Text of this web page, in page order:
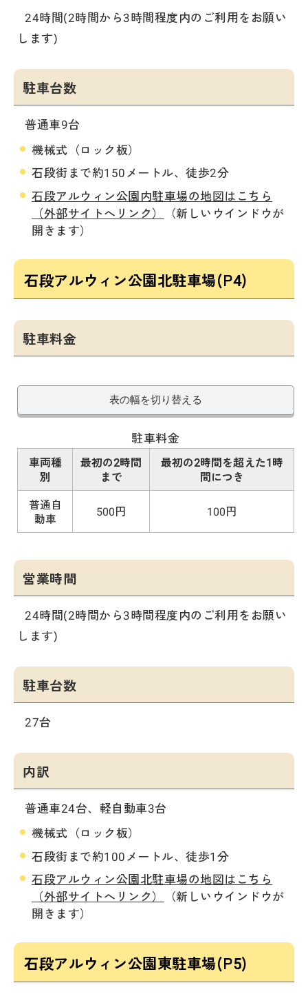
24時間(2時間から3時間程度内のご利用をお願い
します)
駐車台数
普通車9台
機械式（ロック板）
石段街まで約150メートル、徒歩2分
石段アルウィン公園内駐車場の地図はこちら
（外部サイトへリンク）
（新しいウインドウが
開きます）
石段アルウィン公園北駐車場(P4)
駐車料金
表の幅を切り替える
駐車料金
車両種
別
最初の2時間
まで
最初の2時間を超えた1時
間につき
普通自
動車
500円 100円
営業時間
24時間(2時間から3時間程度内のご利用をお願い
します)
駐車台数
27台
内訳
普通車24台、軽自動車3台
機械式（ロック板）
石段街まで約100メートル、徒歩1分
石段アルウィン公園北駐車場の地図はこちら
（外部サイトへリンク）
（新しいウインドウが
開きます）
石段アルウィン公園東駐車場(P5)